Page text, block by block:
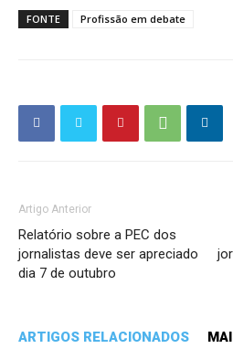
FONTE Profissão em debate
Artigo Anterior
Relatório sobre a PEC dos
jornalistas deve ser apreciado
dia 7 de outubro
ARTIGOS RELACIONADOS